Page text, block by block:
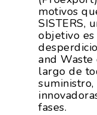
motivos
SISTERS,
objetivo
and
largo de
fases.